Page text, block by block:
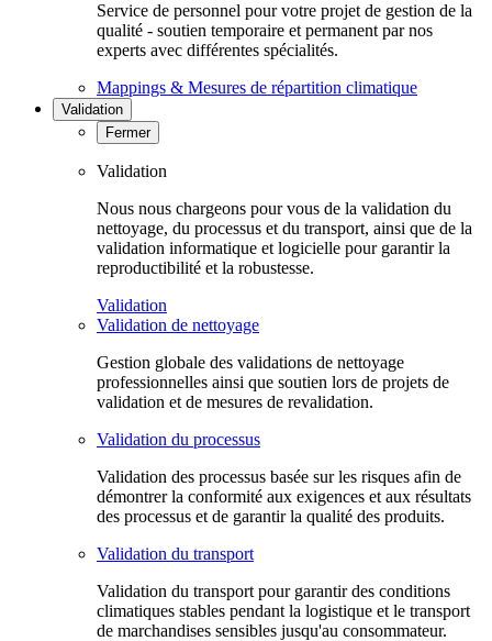
Service de personnel pour votre projet de gestion de la
qualité - soutien temporaire et permanent par nos
experts avec différentes spécialités.
Mappings & Mesures de répartition climatique
Validation
Fermer
Validation
Nous nous chargeons pour vous de la validation du
nettoyage, du processus et du transport, ainsi que de la
validation informatique et logicielle pour garantir la
reproductibilité et la robustesse.
Validation
Validation de nettoyage
Gestion globale des validations de nettoyage
professionnelles ainsi que soutien lors de projets de
validation et de mesures de revalidation.
Validation du processus
Validation des processus basée sur les risques afin de
démontrer la conformité aux exigences et aux résultats
des processus et de garantir la qualité des produits.
Validation du transport
Validation du transport pour garantir des conditions
climatiques stables pendant la logistique et le transport
de marchandises sensibles jusqu'au consommateur.